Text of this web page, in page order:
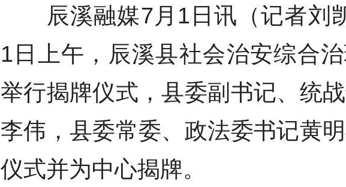
辰溪融媒7月1日讯（记者刘
1日上午，辰溪县社会治安综合
举行揭牌仪式，县委副书记、统
李伟，县委常委、政法委书记黄
仪式并为中心揭牌。